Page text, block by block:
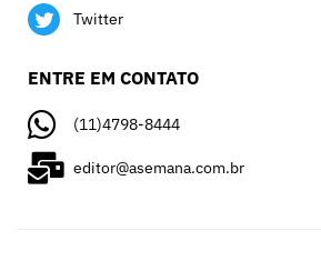
Twitter
ENTRE EM CONTATO
(11)4798-8444
editor@asemana.com.br